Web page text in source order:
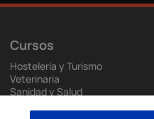
Cursos
Hostelería y Turismo
Veterinaria
Sanidad y Salud